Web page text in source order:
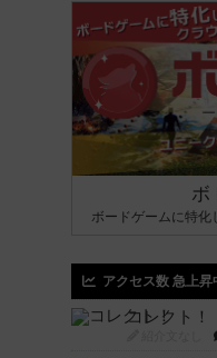
ボ
ボードゲームに特
アクセス数 急上昇
コレクト！